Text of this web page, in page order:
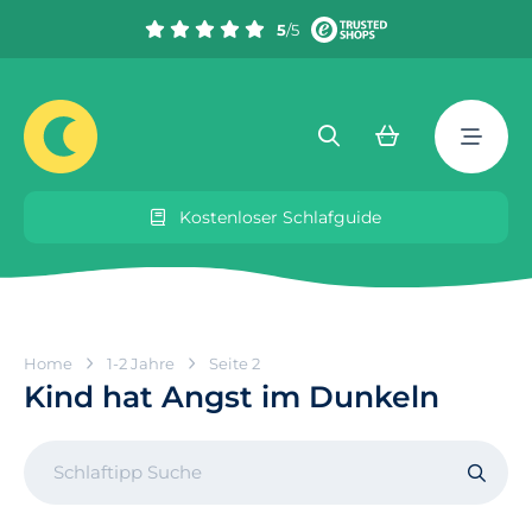
5/5
Kostenloser Schlafguide
Home 1-2 Jahre Seite 2
Kind hat Angst im Dunkeln